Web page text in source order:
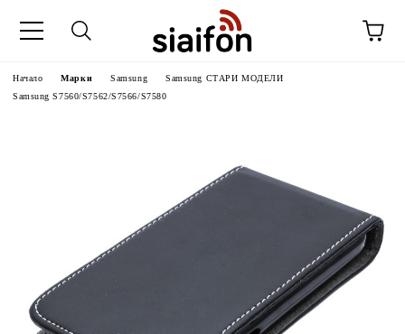
Начало Марки Samsung
Samsung СТАРИ МОДЕЛИ
Samsung S7560/S7562/S7566/S7580